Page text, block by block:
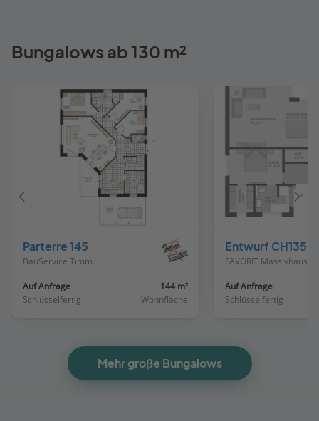
Bungalows ab 130 m²
Parterre 145
BauService Timm
Auf Anfrage
Schlüsselfertig
144 m²
Wohnfläche
Entwurf CH135
FAVORIT Massivhaus
Auf Anfrage
Schlüsselfertig
Mehr große Bungalows